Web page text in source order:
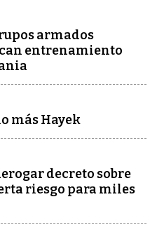
armados
entrenamiento
más Hayek
decreto sobre
riesgo para miles